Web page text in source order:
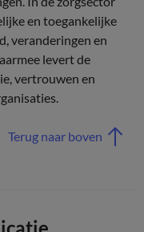
en toegankelijke
veranderingen en
levert de
vertrouwen en
Terug naar boven